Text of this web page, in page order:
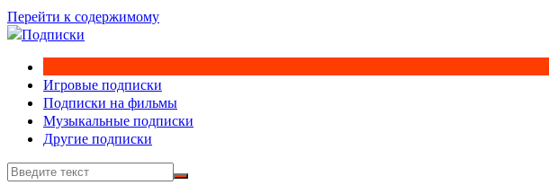
Перейти к содержимому
Игровые подписки
Подписки на фильмы
Музыкальные подписки
Другие подписки